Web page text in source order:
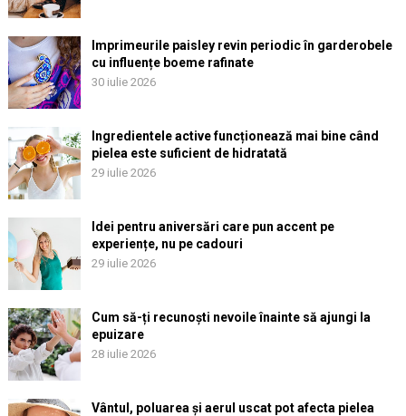
Imprimeurile paisley revin periodic în garderobele
cu influențe boeme rafinate
30 iulie 2026
Ingredientele active funcționează mai bine când
pielea este suficient de hidratată
29 iulie 2026
Idei pentru aniversări care pun accent pe
experiențe, nu pe cadouri
29 iulie 2026
Cum să-ți recunoști nevoile înainte să ajungi la
epuizare
28 iulie 2026
Vântul, poluarea și aerul uscat pot afecta pielea